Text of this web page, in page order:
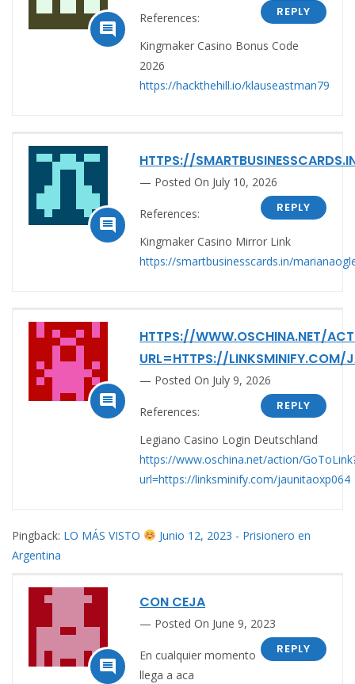

REPLY
References:
Kingmaker Casino Bonus Code
2026
https://hackthehill.io/klauseastman79

HTTPS://
Posted On July 10, 2026
REPLY
References:
Kingmaker Casino Mirror Link
https://smartbusinesscards.in/

HTTPS://WWW.OSCHINA.NET/
URL=HTTPS://LINKSMINIFY.COM/
Posted On July 9, 2026
REPLY
References:
Legiano Casino Login Deutschland
https://www.oschina.net/action/
url=https://linksminify.com/jaunitaoxp064
Pingback: LO MÁS VISTO
Junio 12, 2023 - Prisionero en
Argentina

CON CEJA
Posted On June 9, 2023
REPLY
En cualquier momento
llega a aca